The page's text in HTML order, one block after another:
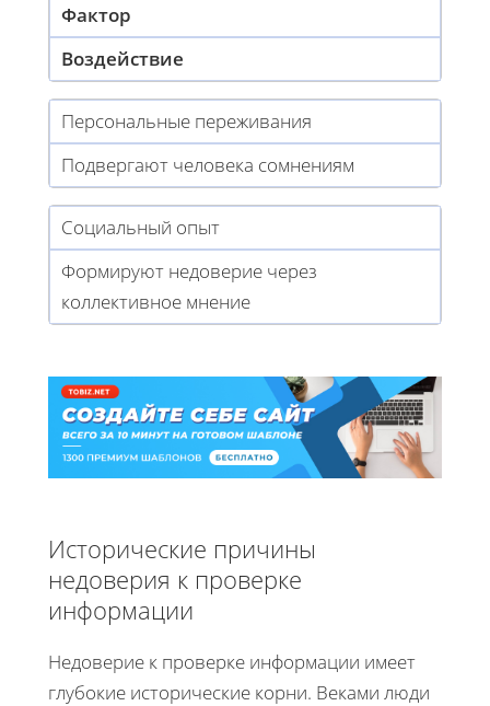
Фактор
Воздействие
Персональные переживания
Подвергают человека сомнениям
Социальный опыт
Формируют недоверие через
коллективное мнение
Исторические причины
недоверия к проверке
информации
Недоверие к проверке информации имеет
глубокие исторические корни. Веками люди